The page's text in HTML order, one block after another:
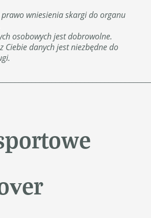
wniesienia skargi do organu
osobowych jest dobrowolne.
Ciebie danych jest niezbędne do